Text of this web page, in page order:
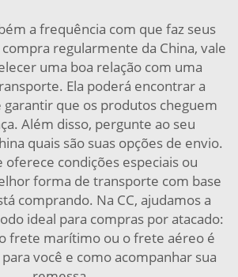
a frequência com que faz seus
regularmente da China, vale
uma boa relação com uma
Ela poderá encontrar a
que os produtos cheguem
Além disso, pergunte ao seu
quais são suas opções de envio.
oferece condições especiais ou
forma de transporte com base
comprando. Na CC, ajudamos a
ideal para compras por atacado:
frete marítimo ou o frete aéreo é
você e como acompanhar sua